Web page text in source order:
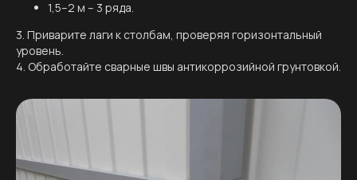
1,5–2 м – 3 ряда.
3. Приварите лаги к столбам, проверяя горизонтальный
уровень.
4. Обработайте сварные швы антикоррозийной грунтовкой.